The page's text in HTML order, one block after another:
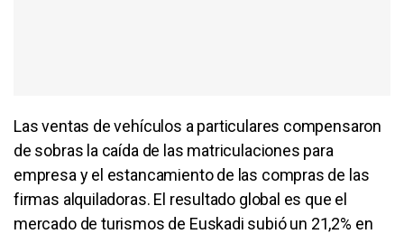
Las ventas de vehículos a particulares compensaron
de sobras la caída de las matriculaciones para
empresa y el estancamiento de las compras de las
firmas alquiladoras. El resultado global es que el
mercado de turismos de Euskadi subió un 21,2% en